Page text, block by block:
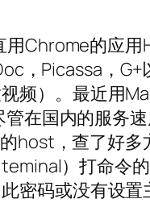
用Chrome的应
，Picassa，
频）。最近用
在国内的服务
host，查了好
）打命令
密码或没有设置